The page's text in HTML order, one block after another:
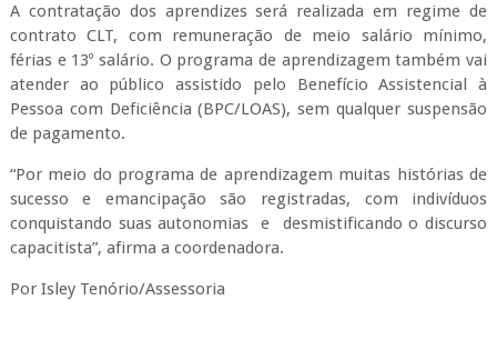
A contratação dos aprendizes será realizada em regime de
contrato CLT, com remuneração de meio salário mínimo,
férias e 13º salário. O programa de aprendizagem também vai
atender ao público assistido pelo Benefício Assistencial à
Pessoa com Deficiência (BPC/LOAS), sem qualquer suspensão
de pagamento.
“Por meio do programa de aprendizagem muitas histórias de
sucesso e emancipação são registradas, com indivíduos
conquistando suas autonomias e desmistificando o discurso
capacitista”, afirma a coordenadora.
Por Isley Tenório/Assessoria